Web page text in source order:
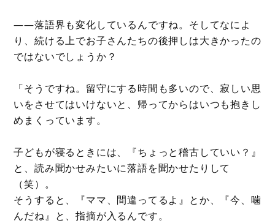
――落語界も変化しているんですね。そしてなによ
り、続ける上でお子さんたちの後押しは大きかったの
ではないでしょうか？
「そうですね。留守にする時間も多いので、寂しい思
いをさせてはいけないと、帰ってからはいつも抱きし
めまくっています。
子どもが寝るときには、『ちょっと稽古していい？』
と、読み聞かせみたいに落語を聞かせたりして
（笑）。
そうすると、『ママ、間違ってるよ』とか、『今、噛
んだね』と、指摘が入るんです。